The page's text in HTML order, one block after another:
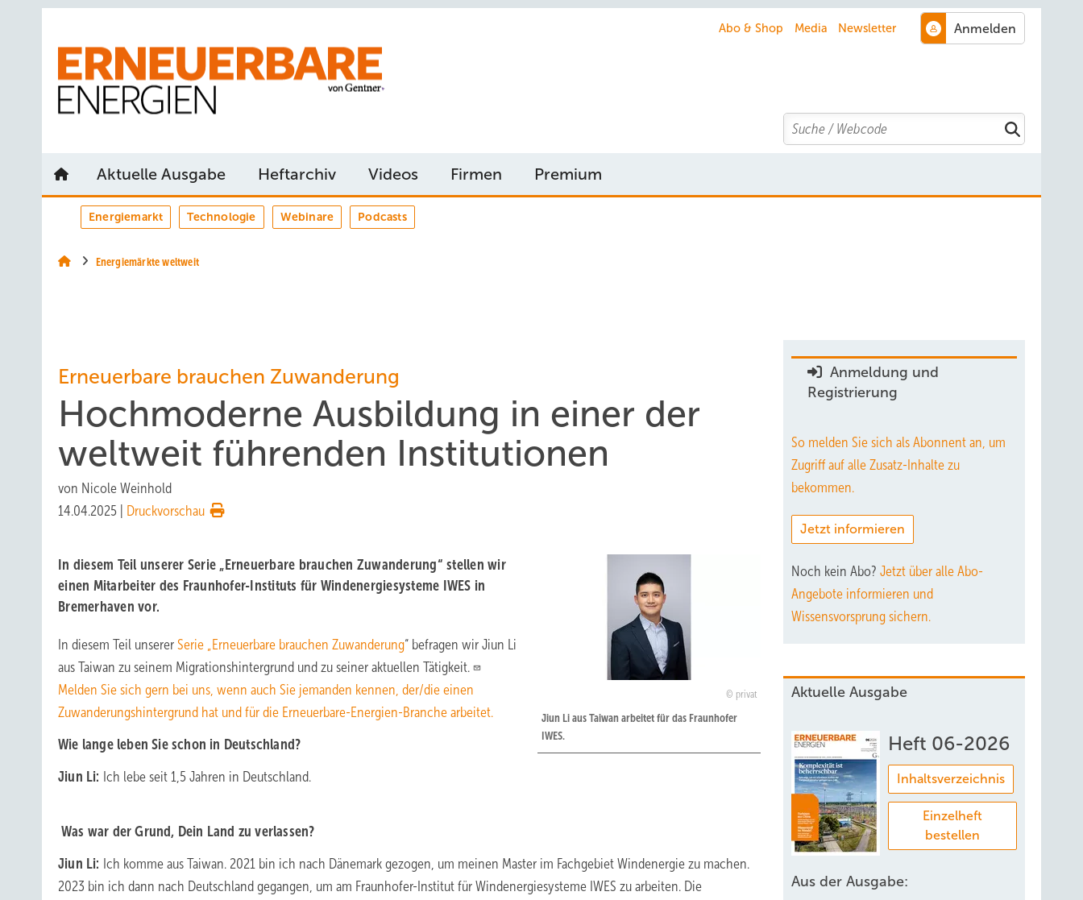
Abo & Shop Media Newsletter
Search
Aktuelle Ausgabe Heftarchiv Videos Firmen Premium
Energiemarkt Technologie Webinare Podcasts
Energiemärkte weltweit
Erneuerbare brauchen Zuwanderung
Hochmoderne Ausbildung in einer der
weltweit führenden Institutionen
von Nicole Weinhold
14.04.2025
Druckvorschau
privat
Jiun Li aus Taiwan arbeitet für das Fraunhofer
IWES.
In diesem Teil unserer Serie „Erneuerbare brauchen Zuwanderung“ stellen wir
einen Mitarbeiter des Fraunhofer-Instituts für Windenergiesysteme IWES in
Bremerhaven vor.
In diesem Teil unserer Serie „Erneuerbare brauchen Zuwanderung“ befragen wir Jiun Li
aus Taiwan zu seinem Migrationshintergrund und zu seiner aktuellen Tätigkeit.
Melden Sie sich gern bei uns, wenn auch Sie jemanden kennen, der/die einen
Zuwanderungshintergrund hat und für die Erneuerbare-Energien-Branche arbeitet.
Wie lange leben Sie schon in Deutschland?
Jiun Li: Ich lebe seit 1,5 Jahren in Deutschland.
Was war der Grund, Dein Land zu verlassen?
Jiun Li: Ich komme aus Taiwan. 2021 bin ich nach Dänemark gezogen, um meinen Master im Fachgebiet Windenergie zu machen.
2023 bin ich dann nach Deutschland gegangen, um am Fraunhofer-Institut für Windenergiesysteme IWES zu arbeiten. Die
Anmeldung und
Registrierung
So melden Sie sich als Abonnent an, um
Zugriff auf alle Zusatz-Inhalte zu
bekommen.
Jetzt informieren
Noch kein Abo? Jetzt über alle Abo-
Angebote informieren und
Wissensvorsprung sichern.
Aktuelle Ausgabe
Heft 06-2026
Inhaltsverzeichnis
Einzelheft
bestellen
Aus der Ausgabe: